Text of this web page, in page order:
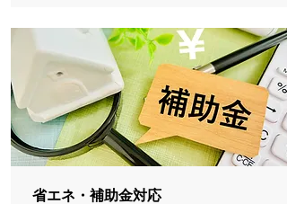
省エネ・補助金対応